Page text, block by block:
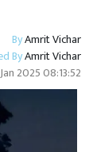
ByAmrit Vichar
ByAmrit Vichar
2025 08:13:52